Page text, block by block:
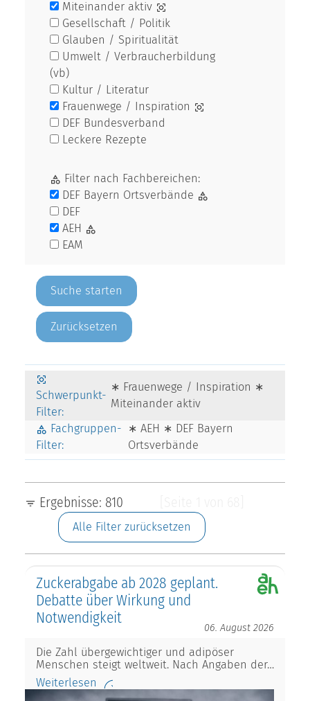
Miteinander aktiv
Gesellschaft / Politik
Glauben / Spiritualität
Umwelt / Verbraucherbildung
(vb)
Kultur / Literatur
Frauenwege / Inspiration
DEF Bundesverband
Leckere Rezepte
Filter nach Fachbereichen:
DEF Bayern Ortsverbände
DEF
AEH
EAM
Zurücksetzen
Schwerpunkt-
Filter:
∗ Frauenwege / Inspiration ∗
Miteinander aktiv
Fachgruppen-
Filter:
∗ AEH ∗ DEF Bayern
Ortsverbände
Ergebnisse: 810
Alle Filter zurücksetzen
Zuckerabgabe ab 2028 geplant.
Debatte über Wirkung und
Notwendigkeit
06. August 2026
Die Zahl übergewichtiger und adipöser
Menschen steigt weltweit. Nach Angaben der…
Weiterlesen